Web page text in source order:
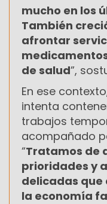
mucho en los
También
afrontar
de salud”,
En ese
intenta
trabajos
acompañado
“Tratamos de
prioridades y
delicadas que
la economía